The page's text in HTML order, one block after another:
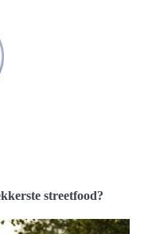
streetfood?